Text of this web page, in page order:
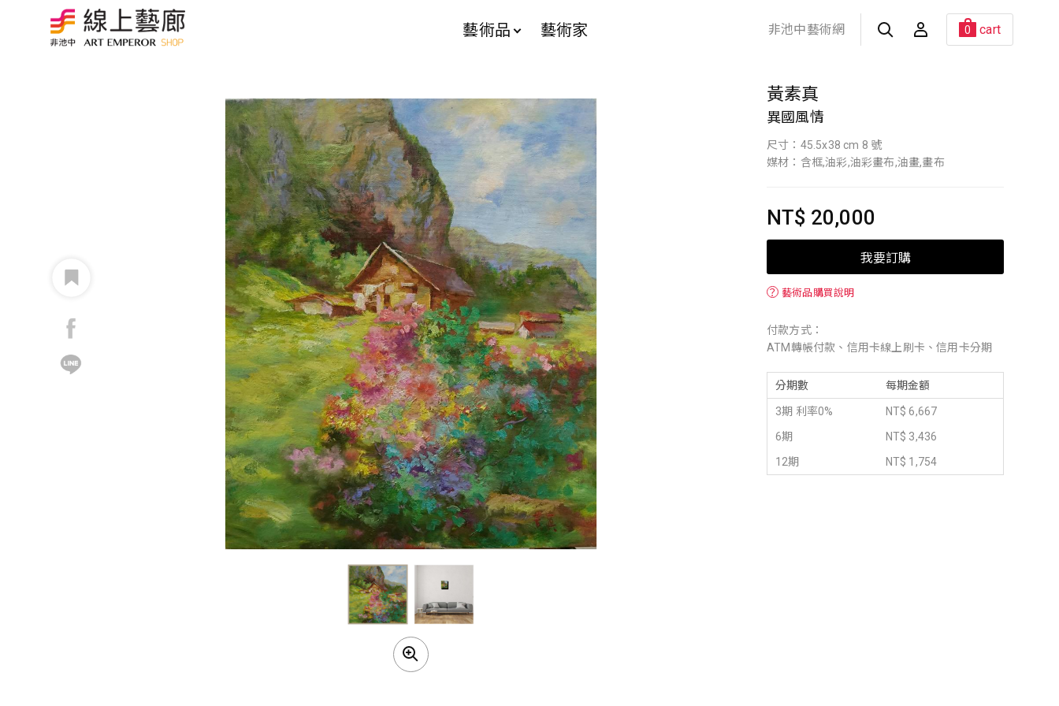
藝術品 藝術家 非池中藝術網 0 cart
黃素真
異國風情
尺寸：45.5x38 cm 8 號
媒材：含框,油彩,油彩畫布,油畫,畫布
NT$ 20,000
我要訂購
？ 藝術品購買說明
付款方式：
ATM轉帳付款、信用卡線上刷卡、信用卡分期
分期數 每期金額
3期 利率0%
NT$ 6,667
6期
NT$ 3,436
12期
NT$ 1,754